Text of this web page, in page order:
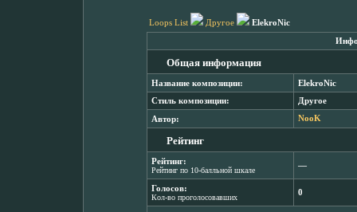
Loops List Другое ElekroNic
Общая информация
Название композиции: ElekroNic
Стиль композиции: Другое
Автор: NooK
Рейтинг
Рейтинг:
Рейтинг по 10-балльной шкале
―
Голосов:
Кол-во проголосовавших
0